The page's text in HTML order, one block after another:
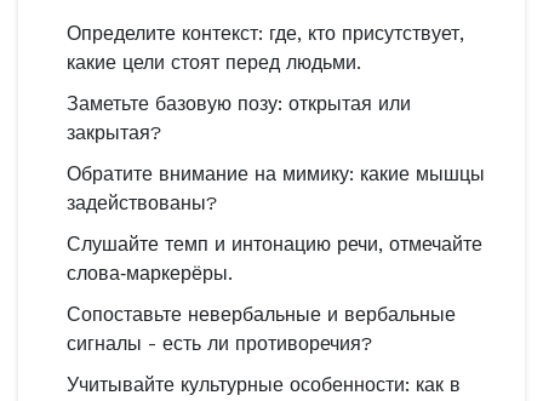
Определите контекст: где, кто присутствует,
какие цели стоят перед людьми.
Заметьте базовую позу: открытая или
закрытая?
Обратите внимание на мимику: какие мышцы
задействованы?
Слушайте темп и интонацию речи, отмечайте
слова‑маркерёры.
Сопоставьте невербальные и вербальные
сигналы - есть ли противоречия?
Учитывайте культурные особенности: как в